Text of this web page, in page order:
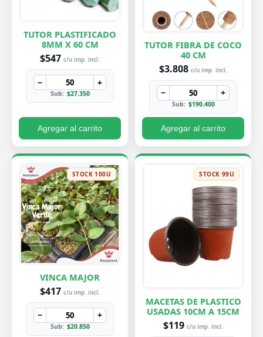
TUTOR PLASTIFICADO
8MM X 60 CM
$547 c/u imp. incl.
− +
Sub: $27.350
Agregar al carrito
TUTOR FIBRA DE COCO
40 CM
$3.808 c/u imp. incl.
− +
Sub: $190.400
Agregar al carrito
STOCK 100U
VINCA MAJOR
$417 c/u imp. incl.
− +
Sub: $20.850
STOCK 99U
MACETAS DE PLASTICO
USADAS 10CM A 15CM
$119 c/u imp. incl.